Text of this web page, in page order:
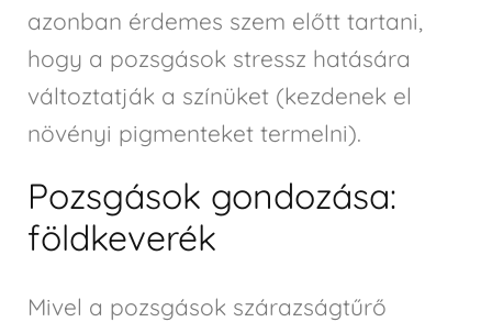
azonban érdemes szem előtt tartani,
hogy a pozsgások stressz hatására
változtatják a színüket (kezdenek el
növényi pigmenteket termelni).
Pozsgások gondozása:
földkeverék
Mivel a pozsgások szárazságtűrő